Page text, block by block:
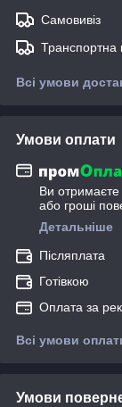
Самовивіз
Транспортна
Всі умови
Умови оплати
Ви
або гроші
Детальніше
Післяплата
Готівкою
Оплата за
Всі умови
Умови